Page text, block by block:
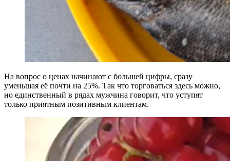
На вопрос о ценах начинают с большей цифры, сразу
уменьшая её почти на 25%. Так что торговаться здесь можно,
но единственный в рядах мужчина говорит, что уступят
только приятным позитивным клиентам.